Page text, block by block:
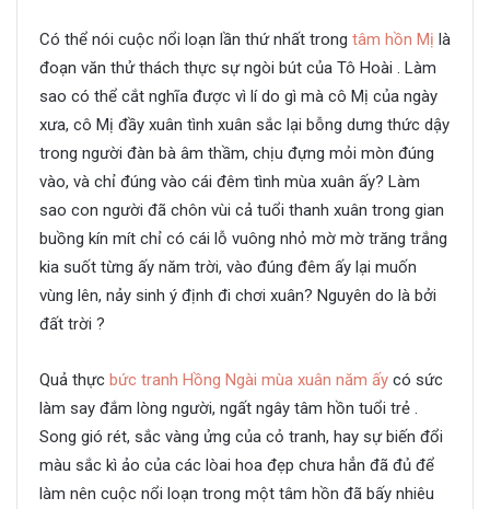
Có thể nói cuộc nổi loạn lần thứ nhất trong tâm hồn Mị là
đoạn văn thử thách thực sự ngòi bút của Tô Hoài . Làm
sao có thể cắt nghĩa được vì lí do gì mà cô Mị của ngày
xưa, cô Mị đầy xuân tình xuân sắc lại bỗng dưng thức dậy
trong người đàn bà âm thầm, chịu đựng mỏi mòn đúng
vào, và chỉ đúng vào cái đêm tình mùa xuân ấy? Làm
sao con người đã chôn vùi cả tuổi thanh xuân trong gian
buồng kín mít chỉ có cái lỗ vuông nhỏ mờ mờ trăng trắng
kia suốt từng ấy năm trời, vào đúng đêm ấy lại muốn
vùng lên, nảy sinh ý định đi chơi xuân? Nguyên do là bởi
đất trời ?
Quả thực bức tranh Hồng Ngài mùa xuân năm ấy có sức
làm say đắm lòng người, ngất ngây tâm hồn tuổi trẻ .
Song gió rét, sắc vàng ửng của cỏ tranh, hay sự biến đổi
màu sắc kì ảo của các lòai hoa đẹp chưa hẳn đã đủ để
làm nên cuộc nổi loạn trong một tâm hồn đã bấy nhiêu